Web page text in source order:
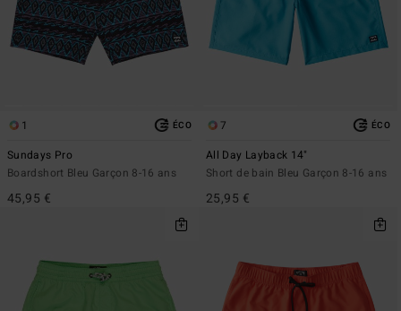
1 ÉCO
Sundays Pro
Boardshort Bleu Garçon 8-16 ans
45,95 €
7 ÉCO
All Day Layback 14"
Short de bain Bleu Garçon 8-16 ans
25,95 €